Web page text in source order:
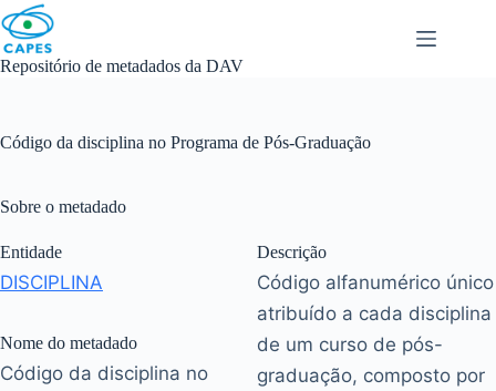
Skip
to
content
Repositório de metadados da DAV
Código da disciplina no Programa de Pós-Graduação
Sobre o metadado
Entidade
DISCIPLINA
Nome do metadado
Código da disciplina no
Descrição
Código alfanumérico único
atribuído a cada disciplina
de um curso de pós-
graduação, composto por